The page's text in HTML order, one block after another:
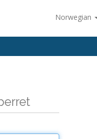
Norwegian